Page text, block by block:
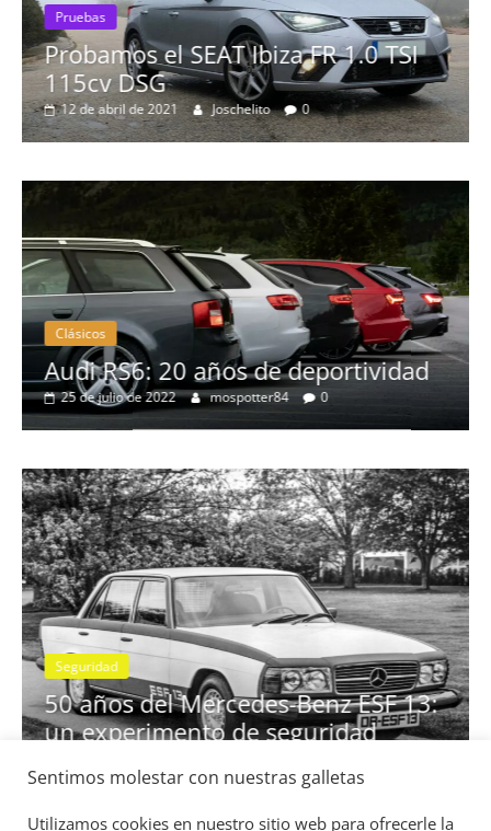
Pruebas
Probamos el SEAT Ibiza FR 1.0 TSI
115cv DSG
12 de abril de 2021 Joschelito 0
Clásicos
Audi RS6: 20 años de deportividad
25 de julio de 2022 mospotter84 0
Seguridad
50 años del Mercedes-Benz ESF 13:
un experimento de seguridad
Sentimos molestar con nuestras galletas
Utilizamos cookies en nuestro sitio web para ofrecerle la